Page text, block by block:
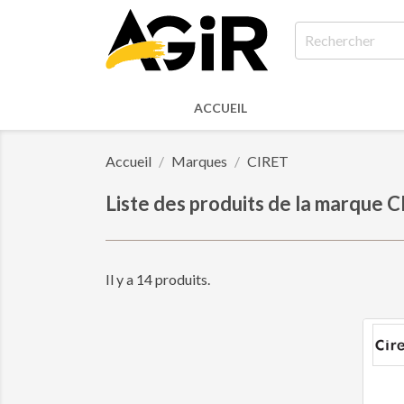
ACCUEIL
Accueil Marques CIRET
Liste des produits de la marque
Il y a 14 produits.